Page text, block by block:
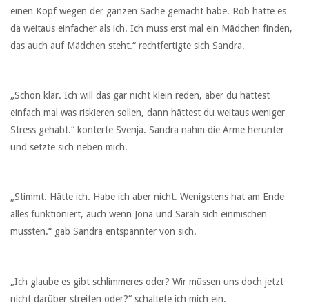
einen Kopf wegen der ganzen Sache gemacht habe. Rob hatte es
da weitaus einfacher als ich. Ich muss erst mal ein Mädchen finden,
das auch auf Mädchen steht.“ rechtfertigte sich Sandra.
„Schon klar. Ich will das gar nicht klein reden, aber du hättest
einfach mal was riskieren sollen, dann hättest du weitaus weniger
Stress gehabt.“ konterte Svenja. Sandra nahm die Arme herunter
und setzte sich neben mich.
„Stimmt. Hätte ich. Habe ich aber nicht. Wenigstens hat am Ende
alles funktioniert, auch wenn Jona und Sarah sich einmischen
mussten.“ gab Sandra entspannter von sich.
„Ich glaube es gibt schlimmeres oder? Wir müssen uns doch jetzt
nicht darüber streiten oder?“ schaltete ich mich ein.